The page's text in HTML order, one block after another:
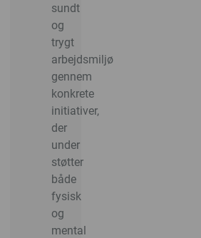
sundt
og
trygt
arbejdsmiljø
gennem
konkrete
initiativer,
der
under
støtter
både
fysisk
og
mental